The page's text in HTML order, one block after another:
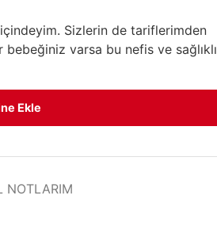
Sizlerin de tariflerimden
varsa bu nefis ve sağlıklı
Ekle
NOTLARIM